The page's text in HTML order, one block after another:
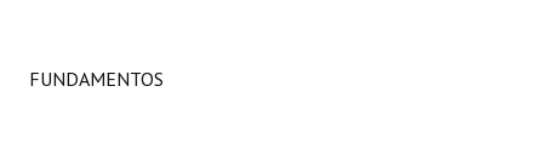
Audiencias Públicas - Registro
FUNDAMENTOS